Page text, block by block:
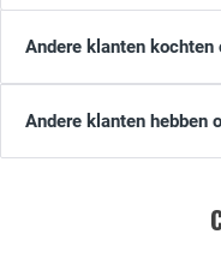
Andere klanten kochten
Andere klanten hebben